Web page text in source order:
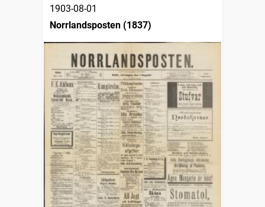
1903-08-01
Norrlandsposten (1837)